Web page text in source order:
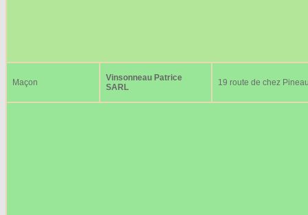
Maçon
Vinsonneau Patrice
SARL
19 route de chez